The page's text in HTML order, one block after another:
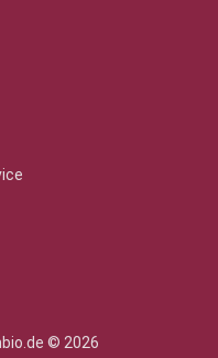
© 2026